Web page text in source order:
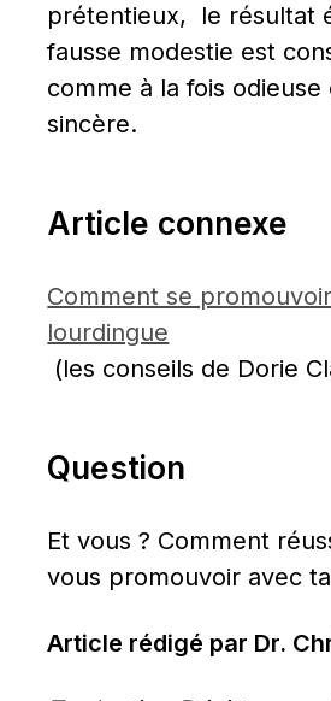
prétentieux,  le résultat
fausse modestie est
comme à la fois odieuse
sincère.
Article connexe
Comment se
lourdingue
(les conseils de Dorie
Question
Et vous ? Comment
vous promouvoir avec
Article rédigé par Dr.